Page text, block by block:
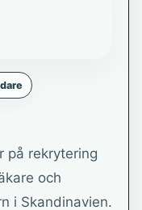
på rekrytering
och
i Skandinavien.